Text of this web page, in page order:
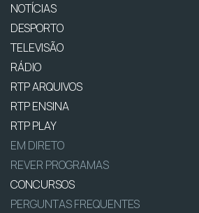
NOTÍCIAS
DESPORTO
TELEVISÃO
RÁDIO
RTP ARQUIVOS
RTP ENSINA
RTP PLAY
EM DIRETO
REVER PROGRAMAS
CONCURSOS
PERGUNTAS FREQUENTES